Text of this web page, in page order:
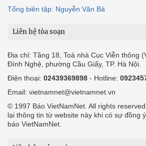
Tổng biên tập: Nguyễn Văn Bá
Liên hệ tòa soạn
Địa chỉ: Tầng 18, Toà nhà Cục Viễn thông
Đình Nghệ, phường Cầu Giấy, TP. Hà Nội.
Điện thoại: 02439369898 - Hotline:
Email: vietnamnet@vietnamnet.vn
© 1997 Báo VietNamNet. All rights
lại thông tin từ website này khi có sự đồng
báo VietNamNet.